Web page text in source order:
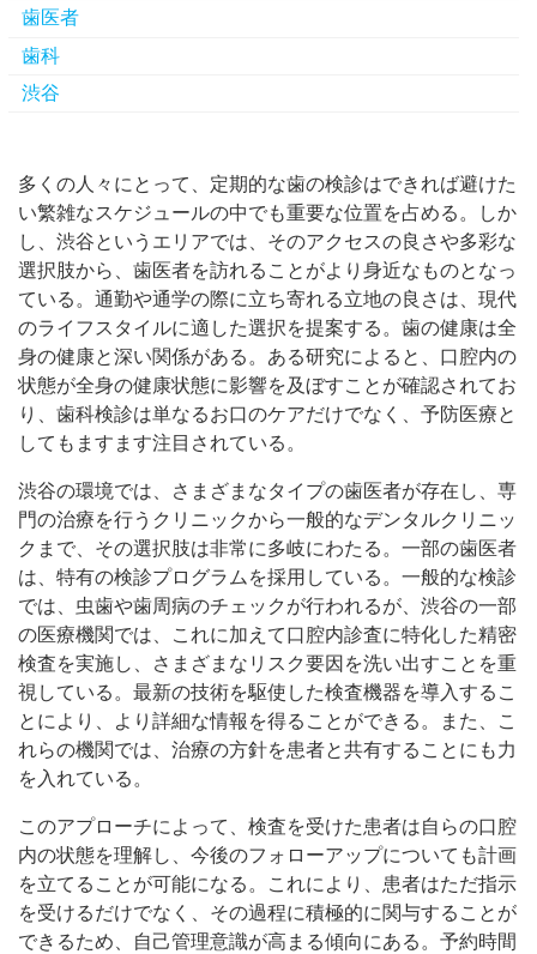
歯医者
歯科
渋谷
多くの人々にとって、定期的な歯の検診はできれば避けた
い繁雑なスケジュールの中でも重要な位置を占める。
しか
し、渋谷というエリアでは、そのアクセスの良さや多彩な
選択肢から、歯医者を訪れることがより身近なものとなっ
ている。通勤や通学の際に立ち寄れる立地の良さは、現代
のライフスタイルに適した選択を提案する。歯の健康は全
身の健康と深い関係がある。ある研究によると、口腔内の
状態が全身の健康状態に影響を及ぼすことが確認されてお
り、歯科検診は単なるお口のケアだけでなく、予防医療と
してもますます注目されている。
渋谷の環境では、さまざまなタイプの歯医者が存在し、専
門の治療を行うクリニックから一般的なデンタルクリニッ
クまで、その選択肢は非常に多岐にわたる。一部の歯医者
は、特有の検診プログラムを採用している。一般的な検診
では、虫歯や歯周病のチェックが行われるが、渋谷の一部
の医療機関では、これに加えて口腔内診査に特化した精密
検査を実施し、さまざまなリスク要因を洗い出すことを重
視している。最新の技術を駆使した検査機器を導入するこ
とにより、より詳細な情報を得ることができる。また、こ
れらの機関では、治療の方針を患者と共有することにも力
を入れている。
このアプローチによって、検査を受けた患者は自らの口腔
内の状態を理解し、今後のフォローアップについても計画
を立てることが可能になる。これにより、患者はただ指示
を受けるだけでなく、その過程に積極的に関与することが
できるため、自己管理意識が高まる傾向にある。予約時間